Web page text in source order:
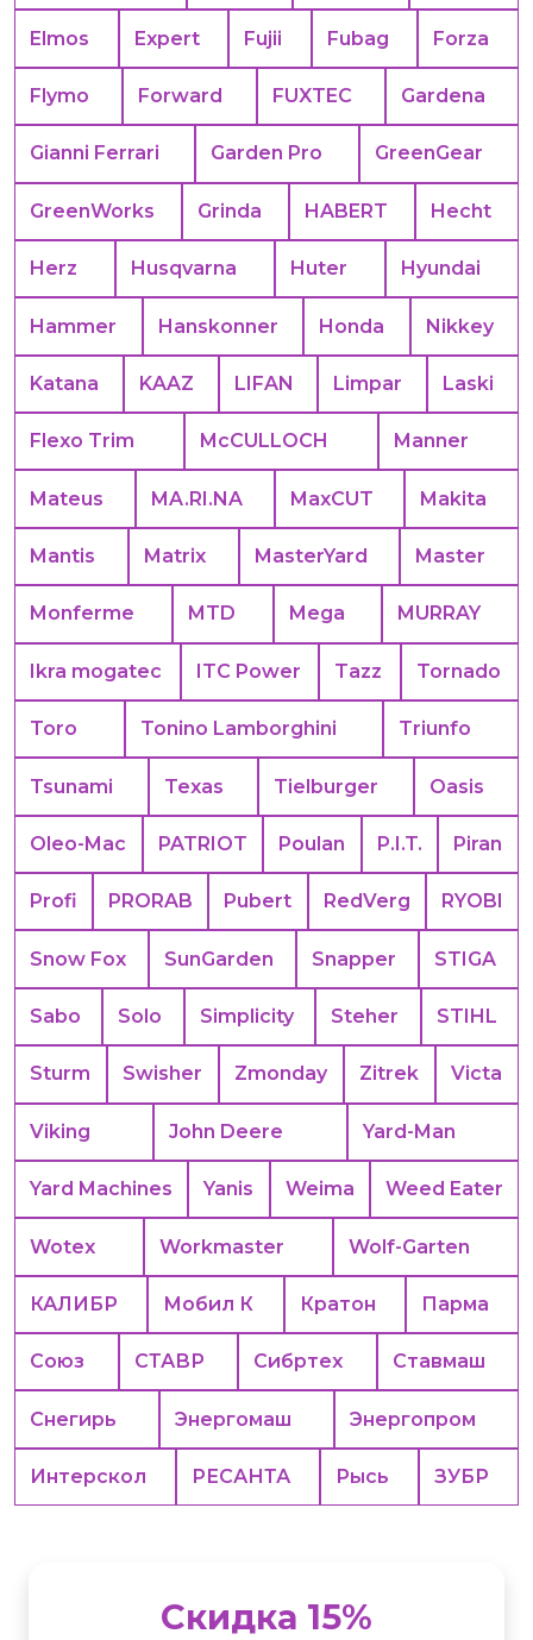
Elmos Expert Fujii Fubag Forza
Flymo Forward FUXTEC Gardena
Gianni Ferrari Garden Pro GreenGear
GreenWorks Grinda HABERT Hecht
Herz Husqvarna Huter Hyundai
Hammer Hanskonner Honda Nikkey
Katana KAAZ LIFAN Limpar Laski
Flexo Trim McCULLOCH Manner
Mateus MA.RI.NA MaxCUT Makita
Mantis Matrix MasterYard Master
Monferme MTD Mega MURRAY
Ikra mogatec ITC Power Tazz Tornado
Toro Tonino Lamborghini Triunfo
Tsunami Texas Tielburger Oasis
Oleo-Mac PATRIOT Poulan P.I.T. Piran
Profi PRORAB Pubert RedVerg RYOBI
Snow Fox SunGarden Snapper STIGA
Sabo Solo Simplicity Steher STIHL
Sturm Swisher Zmonday Zitrek Victa
Viking John Deere Yard-Man
Yard Machines Yanis Weima Weed Eater
Wotex Workmaster Wolf-Garten
КАЛИБР Мобил К Кратон Парма
Союз СТАВР Сибртех Ставмаш
Снегирь Энергомаш Энергопром
Интерскол РЕСАНТА Рысь ЗУБР
Скидка 15%